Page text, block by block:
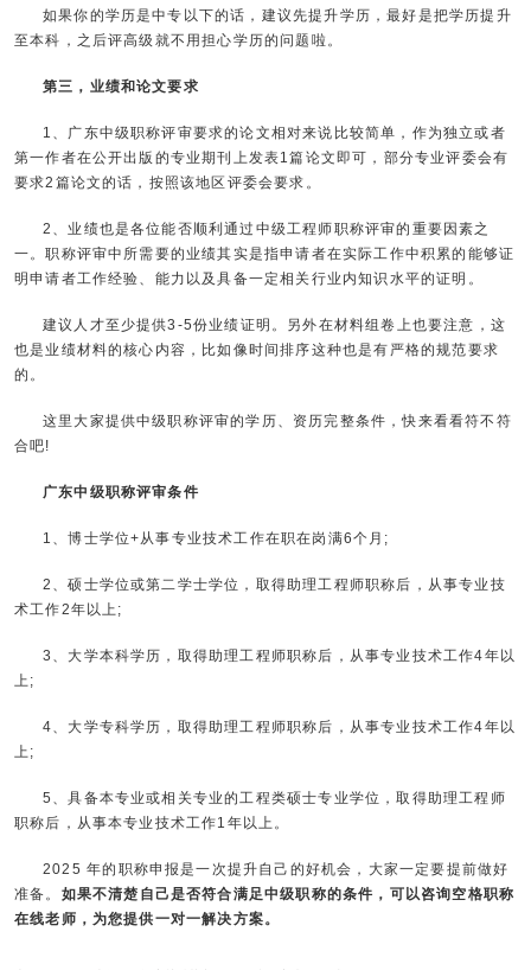
如果你的学历是中专以下的话，建议先提升学历，最好是把学历提升
至本科，之后评高级就不用担心学历的问题啦。
第三，业绩和论文要求
1、广东中级职称评审要求的论文相对来说比较简单，作为独立或者
第一作者在公开出版的专业期刊上发表1篇论文即可，部分专业评委会有
要求2篇论文的话，按照该地区评委会要求。
2、业绩也是各位能否顺利通过中级工程师职称评审的重要因素之
一。职称评审中所需要的业绩其实是指申请者在实际工作中积累的能够证
明申请者工作经验、能力以及具备一定相关行业内知识水平的证明。
建议人才至少提供3-5份业绩证明。另外在材料组卷上也要注意，这
也是业绩材料的核心内容，比如像时间排序这种也是有严格的规范要求
的。
这里大家提供中级职称评审的学历、资历完整条件，快来看看符不符
合吧!
广东中级职称评审条件
1、博士学位+从事专业技术工作在职在岗满6个月;
2、硕士学位或第二学士学位，取得助理工程师职称后，从事专业技
术工作2年以上;
3、大学本科学历，取得助理工程师职称后，从事专业技术工作4年以
上;
4、大学专科学历，取得助理工程师职称后，从事专业技术工作4年以
上;
5、具备本专业或相关专业的工程类硕士专业学位，取得助理工程师
职称后，从事本专业技术工作1年以上。
2025 年的职称申报是一次提升自己的好机会，大家一定要提前做好
准备。 如果不清楚自己是否符合满足中级职称的条件，可以咨询空格职称
在线老师，为您提供一对一解决方案。